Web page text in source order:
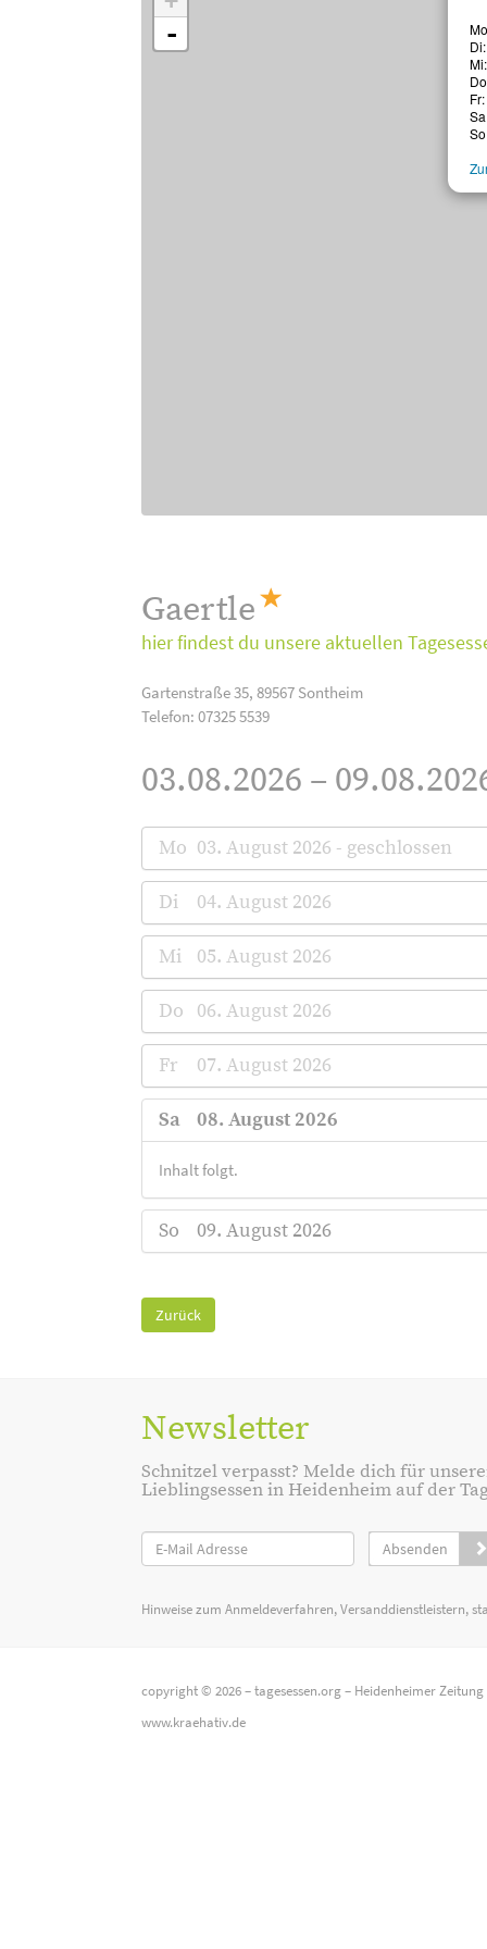
-
Gaertle
hier findest du unsere aktuellen
Gartenstraße 35, 89567 Sontheim
Telefon: 07325 5539
03.08.2026 –
Mo 03. August 2026 - geschlossen
Di 04. August 2026
Mi 05. August 2026
Do 06. August 2026
Fr 07. August 2026
Sa 08. August 2026
Inhalt folgt.
So 09. August 2026
Zurück
Newsletter
Schnitzel verpasst? Melde dich für
Lieblingsessen in Heidenheim auf der
Absenden
Hinweise zum Anmeldeverfahren, Versanddienstleistern,
copyright © 2026 –tagesessen.org– Heidenheimer Zeitung
www.kraehativ.de